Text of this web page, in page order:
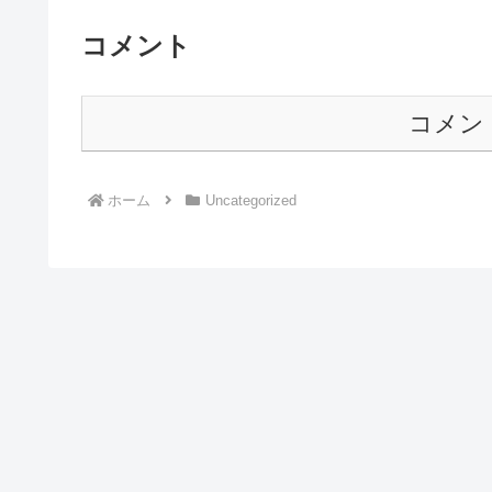
コメント
コメン
ホーム Uncategorized